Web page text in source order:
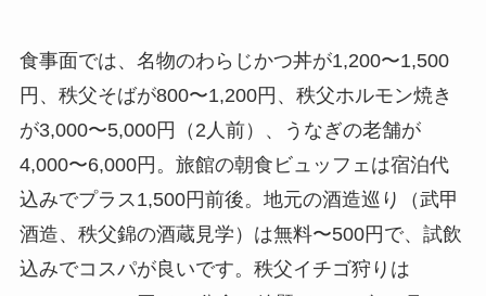
食事面では、名物のわらじかつ丼が1,200〜1,500
円、秩父そばが800〜1,200円、秩父ホルモン焼き
が3,000〜5,000円（2人前）、うなぎの老舗が
4,000〜6,000円。旅館の朝食ビュッフェは宿泊代
込みでプラス1,500円前後。地元の酒造巡り（武甲
酒造、秩父錦の酒蔵見学）は無料〜500円で、試飲
込みでコスパが良いです。秩父イチゴ狩りは